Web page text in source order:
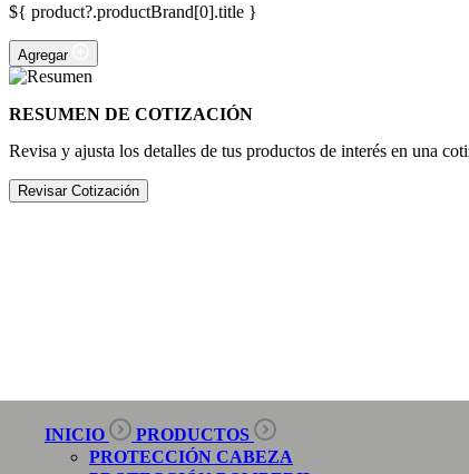
${ product?.productBrand[0].title }
Agregar
RESUMEN DE COTIZACIÓN
Revisa y ajusta los detalles de tus productos de interés en una
Revisar Cotización
INICIO
PRODUCTOS
PROTECCIÓN CABEZA